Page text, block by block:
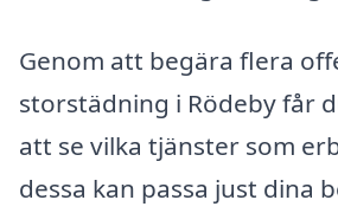
Genom att begära flera
storstädning i Rödeby får
att se vilka tjänster som
dessa kan passa just dina